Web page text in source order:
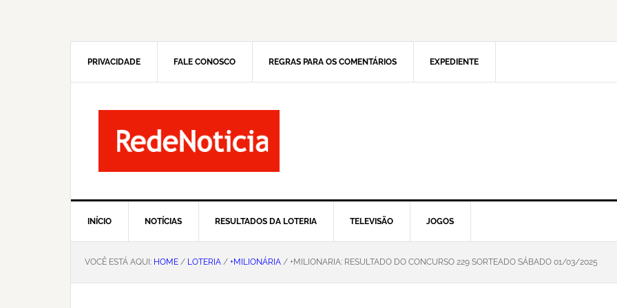
PRIVACIDADE FALE CONOSCO REGRAS PARA OS COMENTÁRIOS EXPEDIENTE
INÍCIO NOTÍCIAS RESULTADOS DA LOTERIA TELEVISÃO JOGOS
VOCÊ ESTÁ AQUI: HOME / LOTERIA / +MILIONÁRIA / +MILIONARIA: RESULTADO DO CONCURSO 229 SORTEADO SÁBADO 01/03/2025